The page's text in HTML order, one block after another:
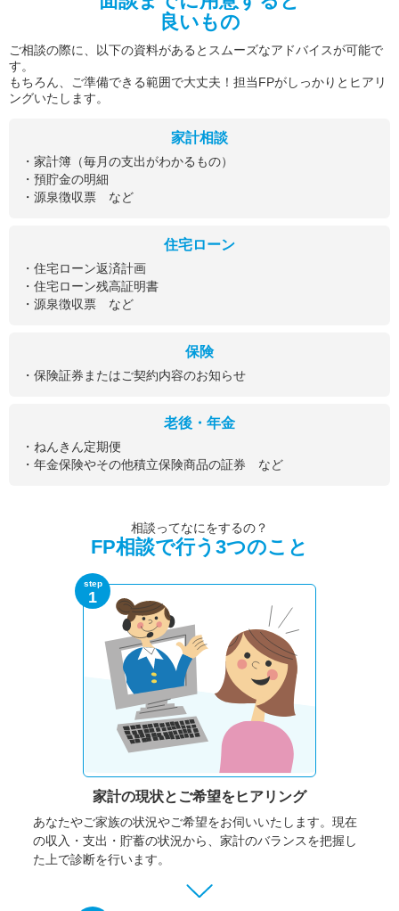
良いもの
ご相談の際に、以下の資料があるとスムーズなアドバイスが可能で
す。
もちろん、ご準備できる範囲で大丈夫！担当FPがしっかりとヒアリ
ングいたします。
家計相談
・家計簿（毎月の支出がわかるもの）
・預貯金の明細
・源泉徴収票 など
住宅ローン
・住宅ローン返済計画
・住宅ローン残高証明書
・源泉徴収票 など
保険
・保険証券またはご契約内容のお知らせ
老後・年金
・ねんきん定期便
・年金保険やその他積立保険商品の証券 など
相談ってなにをするの？
FP相談で行う3つのこと
step
1
家計の現状と ご希望をヒアリング
あなたやご家族の状況やご希望をお伺いいたします。 現在
の収入・支出・貯蓄の状況から、家計のバランスを把握し
た上で診断を行います。